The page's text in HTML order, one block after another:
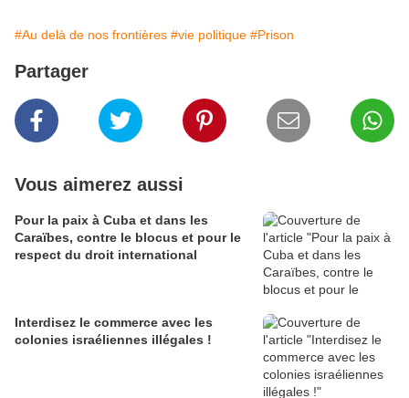
#Au delà de nos frontières #vie politique #Prison
Partager
Vous aimerez aussi
Pour la paix à Cuba et dans les
Caraïbes, contre le blocus et pour le
respect du droit international
Interdisez le commerce avec les
colonies israéliennes illégales !